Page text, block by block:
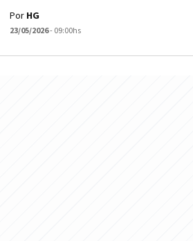
Por HG
23/05/2026- 09:00hs